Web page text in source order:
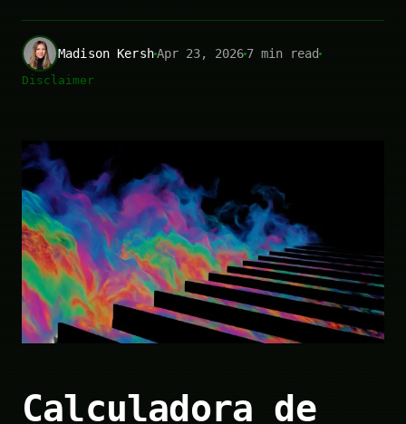
Madison KershApr 23, 20267 min read
Disclaimer
Calculadora de